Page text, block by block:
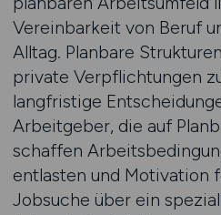
Vereinbarkeit von Beruf
Alltag. Planbare
private Verpflichtungen
langfristige
Arbeitgeber, die auf
schaffen
entlasten und Motivation
Jobsuche über ein